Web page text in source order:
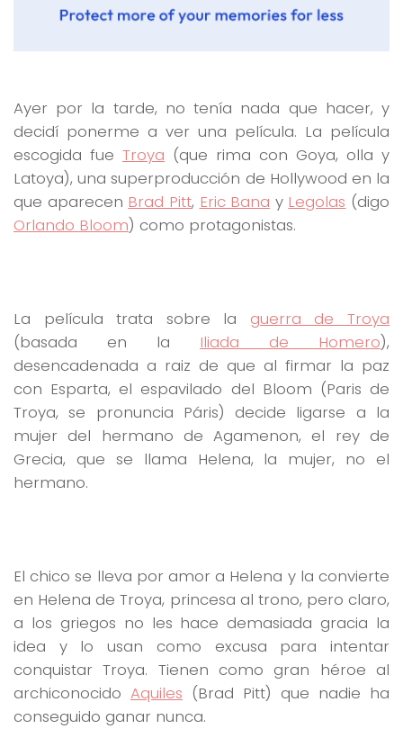
Ayer por la tarde, no tenía nada que hacer, y
decidí ponerme a ver una película. La película
escogida fue Troya (que rima con Goya, olla y
Latoya), una superproducción de Hollywood en la
que aparecen Brad Pitt, Eric Bana y Legolas (digo
Orlando Bloom) como protagonistas.
La película trata sobre la guerra de Troya
(basada en la Iliada de Homero),
desencadenada a raiz de que al firmar la paz
con Esparta, el espavilado del Bloom (Paris de
Troya, se pronuncia Páris) decide ligarse a la
mujer del hermano de Agamenon, el rey de
Grecia, que se llama Helena, la mujer, no el
hermano.
El chico se lleva por amor a Helena y la convierte
en Helena de Troya, princesa al trono, pero claro,
a los griegos no les hace demasiada gracia la
idea y lo usan como excusa para intentar
conquistar Troya. Tienen como gran héroe al
archiconocido Aquiles (Brad Pitt) que nadie ha
conseguido ganar nunca.